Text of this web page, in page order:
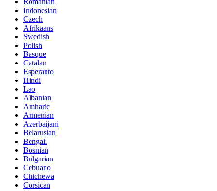
Romanian
Indonesian
Czech
Afrikaans
Swedish
Polish
Basque
Catalan
Esperanto
Hindi
Lao
Albanian
Amharic
Armenian
Azerbaijani
Belarusian
Bengali
Bosnian
Bulgarian
Cebuano
Chichewa
Corsican